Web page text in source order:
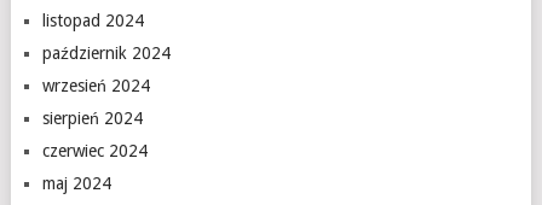
listopad 2024
październik 2024
wrzesień 2024
sierpień 2024
czerwiec 2024
maj 2024